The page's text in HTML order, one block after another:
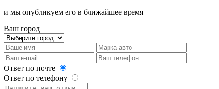
и мы опубликуем его в ближайшее время
Ваш город
Ответ по почте
Ответ по телефону